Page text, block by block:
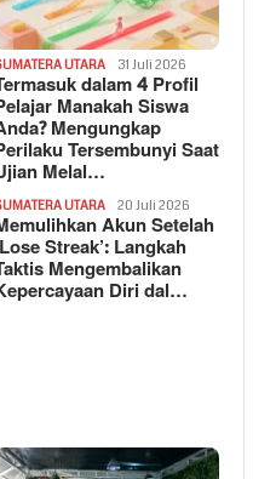
UTARA 31 Juli 2026
dalam 4 Profil
Manakah Siswa
Mengungkap
Tersembunyi Saat
Melal…
UTARA 20 Juli 2026
Akun Setelah
Streak’: Langkah
Mengembalikan
Diri dal…